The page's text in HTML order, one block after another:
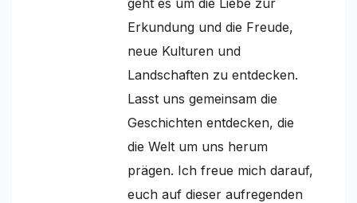
Erkundung und die Freude,
neue Kulturen und
Landschaften zu entdecken.
Lasst uns gemeinsam die
Geschichten entdecken, die
die Welt um uns herum
prägen. Ich freue mich darauf,
euch auf dieser aufregenden